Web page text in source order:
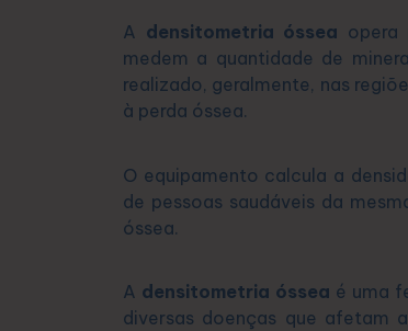
A densitometria óssea opera
medem a quantidade de
realizado, geralmente, nas
à perda óssea.
O equipamento calcula a
de pessoas saudáveis da
óssea.
A densitometria óssea é uma
diversas doenças que afetam